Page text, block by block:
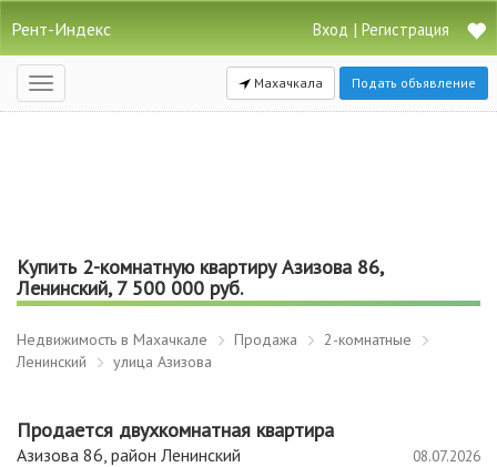
Рент-Индекс Вход | Регистрация
Открыть
навигацию
Махачкала Подать объявление
Купить 2-комнатную квартиру Азизова 86,
Ленинский, 7 500 000 руб.
Недвижимость в Махачкале Продажа
2-комнатные
Ленинский
улица Азизова
Продается двухкомнатная квартира
Азизова 86, район Ленинский 08.07.2026